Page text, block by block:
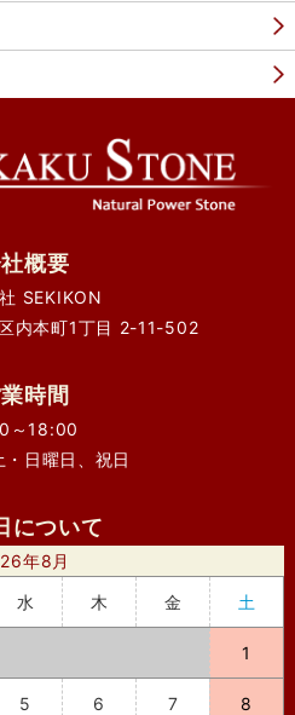
概要
SEKIKON
内本町1丁目 2-11-502
時間
～18:00
日曜日、祝日
について
年8月
水 木 金 土
1
5 6 7 8